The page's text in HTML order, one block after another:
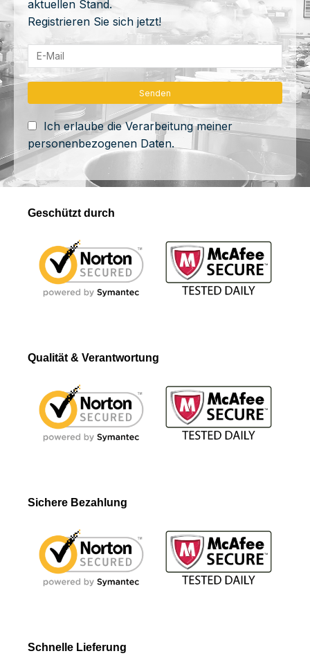
aktuellen Stand.
Registrieren Sie sich jetzt!
Ich erlaube die Verarbeitung meiner
personenbezogenen Daten.
Geschützt durch
Qualität & Verantwortung
Sichere Bezahlung
Schnelle Lieferung